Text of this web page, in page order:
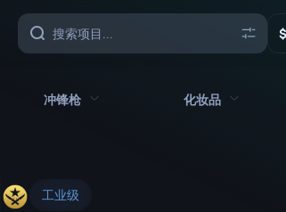
冲锋枪 化妆品
工业级